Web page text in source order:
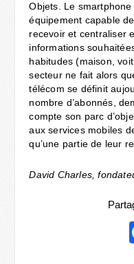
Objets. Le smartphone
équipement capable
recevoir et centraliser
informations
habitudes (maison,
secteur ne fait alors
télécom se définit
nombre d’abonnés,
compte son parc
aux services mobiles
qu’une partie de leur
David Charles,